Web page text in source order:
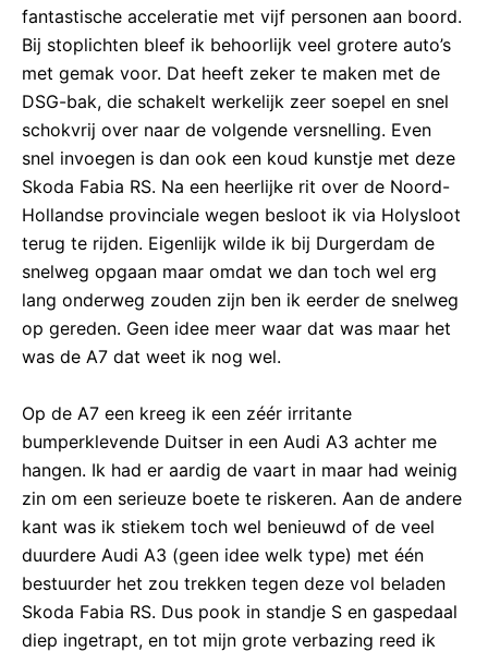
fantastische acceleratie met vijf personen aan boord.
Bij stoplichten bleef ik behoorlijk veel grotere auto’s
met gemak voor. Dat heeft zeker te maken met de
DSG-bak, die schakelt werkelijk zeer soepel en snel
schokvrij over naar de volgende versnelling. Even
snel invoegen is dan ook een koud kunstje met deze
Skoda Fabia RS. Na een heerlijke rit over de Noord-
Hollandse provinciale wegen besloot ik via Holysloot
terug te rijden. Eigenlijk wilde ik bij Durgerdam de
snelweg opgaan maar omdat we dan toch wel erg
lang onderweg zouden zijn ben ik eerder de snelweg
op gereden. Geen idee meer waar dat was maar het
was de A7 dat weet ik nog wel.
Op de A7 een kreeg ik een zéér irritante
bumperklevende Duitser in een Audi A3 achter me
hangen. Ik had er aardig de vaart in maar had weinig
zin om een serieuze boete te riskeren. Aan de andere
kant was ik stiekem toch wel benieuwd of de veel
duurdere Audi A3 (geen idee welk type) met één
bestuurder het zou trekken tegen deze vol beladen
Skoda Fabia RS. Dus pook in standje S en gaspedaal
diep ingetrapt, en tot mijn grote verbazing reed ik